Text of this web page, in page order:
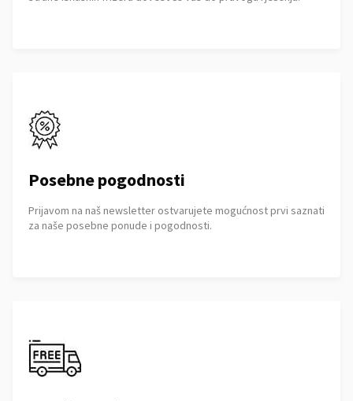
Posebne pogodnosti
Prijavom na naš newsletter ostvarujete mogućnost prvi saznati
za naše posebne ponude i pogodnosti.